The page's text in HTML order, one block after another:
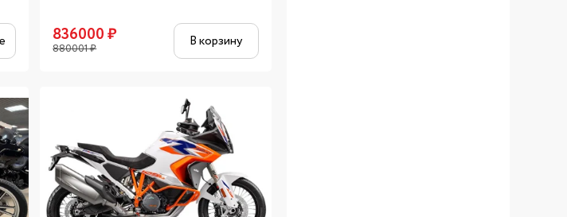
836000₽
880001₽ В корзину